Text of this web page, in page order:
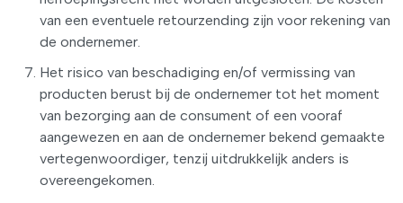
van een eventuele retourzending zijn voor rekening van
de ondernemer.
Het risico van beschadiging en/of vermissing van
producten berust bij de ondernemer tot het moment
van bezorging aan de consument of een vooraf
aangewezen en aan de ondernemer bekend gemaakte
vertegenwoordiger, tenzij uitdrukkelijk anders is
overeengekomen.